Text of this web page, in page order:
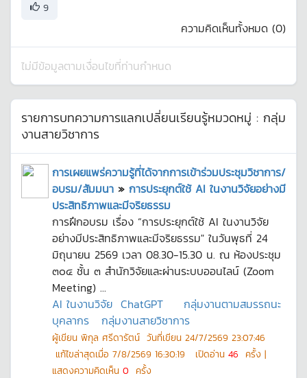
9
ความคิดเห็นทั้งหมด (0)
ไม่มีข้อมูลตามเงื่อนไขที่ท่านกำหนด
รายการบทความการแลกเปลี่ยนเรียนรู้หมวดหมู่ : กลุ่ม
งานสายวิชาการ
การเผยแพร่ความรู้ที่ได้จากการเข้าร่วมประชุมวิชาการ/
อบรม/สัมมนา » การประยุกต์ใช้ AI ในงานวิจัยอย่างมี
ประสิทธิภาพและมีจริยธรรม
การฝึกอบรม เรื่อง “การประยุกต์ใช้ AI ในงานวิจัย
อย่างมีประสิทธิภาพและมีจริยธรรม" ในวันพุธที่ 24
มิถุนายน 2569 เวลา 08.30-15.30 น. ณ ห้องประชุม
๓๐๔ ชั้น ๓ สำนักวิจัยและผ่านระบบออนไลน์ (Zoom
Meeting) ...
AI ในงานวิจัย ChatGPT
กลุ่มงานตามสมรรถนะ
บุคลากร
กลุ่มงานสายวิชาการ
ผู้เขียน พิกุล ศรีดารัตน์ วันที่เขียน 24/7/2569 23:07:46
แก้ไขล่าสุดเมื่อ 7/8/2569 16:30:19 เปิดอ่าน 46 ครั้ง |
แสดงความคิดเห็น 0 ครั้ง